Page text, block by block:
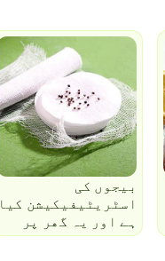
بیجوں کی
اسٹریٹیفیکیشن کیا
ہے اور یہ گھر پر
کیسے کی جاتی ہے